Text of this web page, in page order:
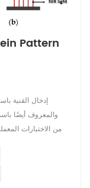
إدخال القنية
والمعروف أيضًا
من الاختبارات